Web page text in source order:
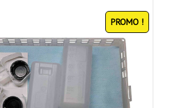
PROMO !